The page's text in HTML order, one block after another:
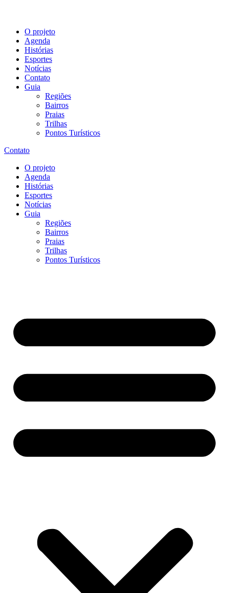
O projeto
Agenda
Histórias
Esportes
Notícias
Contato
Guia
Regiões
Bairros
Praias
Trilhas
Pontos Turísticos
Contato
O projeto
Agenda
Histórias
Esportes
Notícias
Guia
Regiões
Bairros
Praias
Trilhas
Pontos Turísticos